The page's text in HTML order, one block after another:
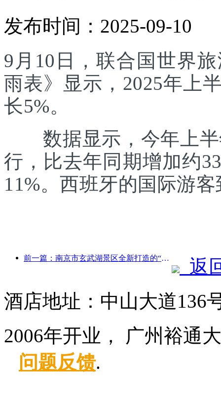
发布时间：2025-09-10
9月10日，联合国世界
雨表》显示，2025年上
长5%。
数据显示，今年上半
行，比去年同期增加约
11%。西班牙的国际游
前一篇：南京市玄武湖景区全新打造的“金陵诗仙馆”等4座文化场馆正式开放
返
酒店地址：中山大道136
2006年开业， 广州裕通
问题反馈.